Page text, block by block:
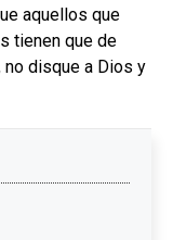
aquellos que
tienen que de
no disque a Dios y